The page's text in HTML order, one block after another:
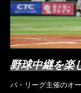
野球中継を楽
パ・リーグ主催のオ